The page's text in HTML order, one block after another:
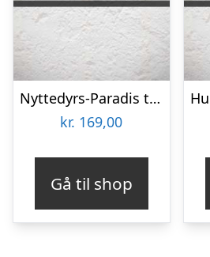
Nyttedyrs-Paradis til 30m2
kr. 169,00
Gå til shop